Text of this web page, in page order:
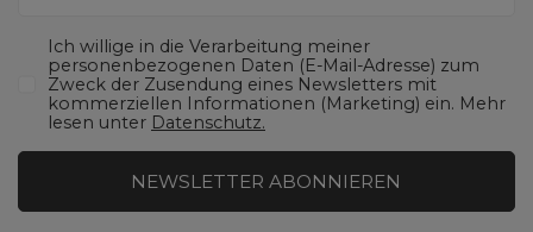
Ich willige in die Verarbeitung meiner
personenbezogenen Daten (E-Mail-Adresse) zum
Zweck der Zusendung eines Newsletters mit
kommerziellen Informationen (Marketing) ein. Mehr
lesen unter Datenschutz.
NEWSLETTER ABONNIEREN